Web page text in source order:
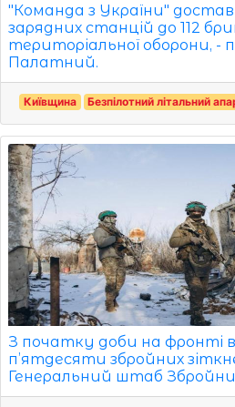
"Команда з України"
зарядних станцій до 112
територіальної оборони, -
Палатний.
Київщина Безпілотний літальний
З початку доби на фронті
п’ятдесяти збройних
Генеральний штаб